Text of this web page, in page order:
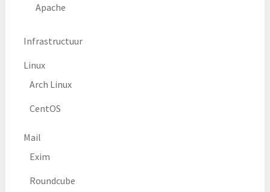
Apache
Infrastructuur
Linux
Arch Linux
CentOS
Mail
Exim
Roundcube